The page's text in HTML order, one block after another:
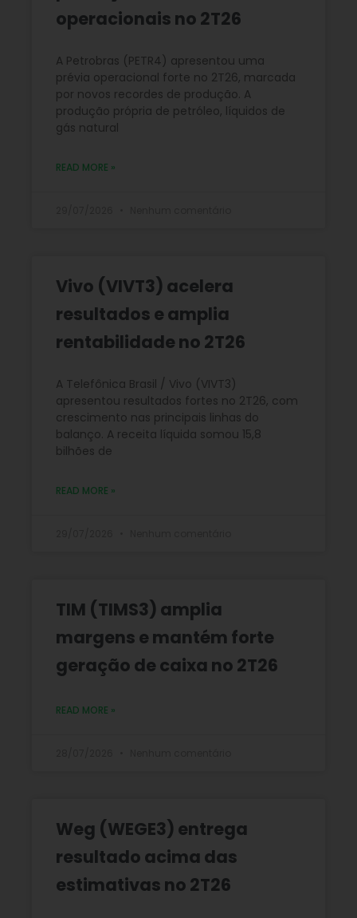
operacionais no 2T26
A Petrobras (PETR4) apresentou uma
prévia operacional forte no 2T26, marcada
por novos recordes de produção. A
produção própria de petróleo, líquidos de
gás natural
READ MORE »
Vivo (VIVT3) acelera
resultados e amplia
rentabilidade no 2T26
A Telefônica Brasil / Vivo (VIVT3)
apresentou resultados fortes no 2T26, com
crescimento nas principais linhas do
balanço. A receita líquida somou 15,8
bilhões de
READ MORE »
TIM (TIMS3) amplia
margens e mantém forte
geração de caixa no 2T26
READ MORE »
Weg (WEGE3) entrega
resultado acima das
estimativas no 2T26